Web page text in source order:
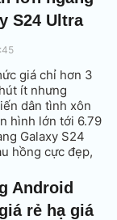
S24 Ultra
giá chỉ hơn 3
ít nhưng
dân tình xôn
hình lớn tới 6.79
Galaxy S24
hồng cực đẹp,
giá rẻ.
Android
rẻ hạ giá